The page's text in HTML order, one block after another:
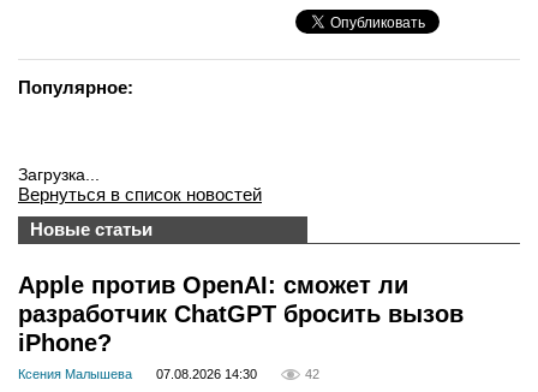
Популярное:
Загрузка...
Вернуться в список новостей
Новые статьи
Apple против OpenAI: сможет ли
разработчик ChatGPT бросить вызов
iPhone?
Ксения Малышева 07.08.2026 14:30 42